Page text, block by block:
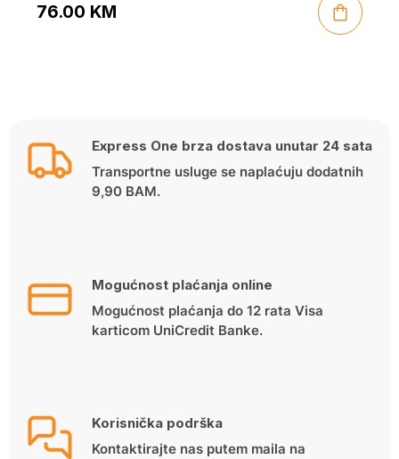
76.00 KM
Express One brza dostava unutar 24 sata
Transportne usluge se naplaćuju dodatnih
9,90 BAM.
Mogućnost plaćanja online
Mogućnost plaćanja do 12 rata Visa
karticom UniCredit Banke.
Korisnička podrška
Kontaktirajte nas putem maila na